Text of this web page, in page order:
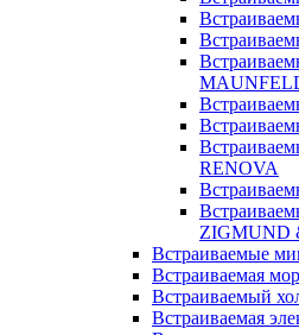
RENOVA
ZIGMUND
Встраиваемые
Встраиваемая
Встраиваемый
Встраиваемая